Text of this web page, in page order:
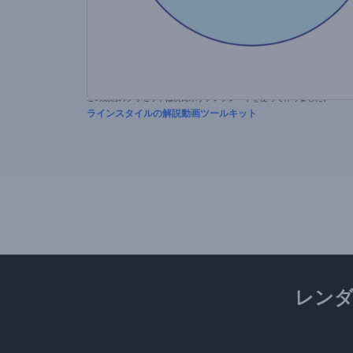
この動画のプリセットは次に示すテンプレートを使って作りました。
ラインスタイルの解説動画ツールキット
レン